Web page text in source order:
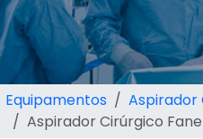
Equipamentos
Aspirador
Aspirador Cirúrgico